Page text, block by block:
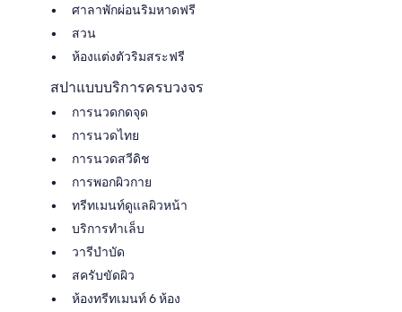
ศาลาพักผ่อนริมหาดฟรี
สวน
ห้องแต่งตัวริมสระฟรี
สปาแบบบริการครบวงจร
การนวดกดจุด
การนวดไทย
การนวดสวีดิช
การพอกผิวกาย
ทรีทเมนท์ดูแลผิวหน้า
บริการทำเล็บ
วารีบำบัด
สครับขัดผิว
ห้องทรีทเมนท์ 6 ห้อง